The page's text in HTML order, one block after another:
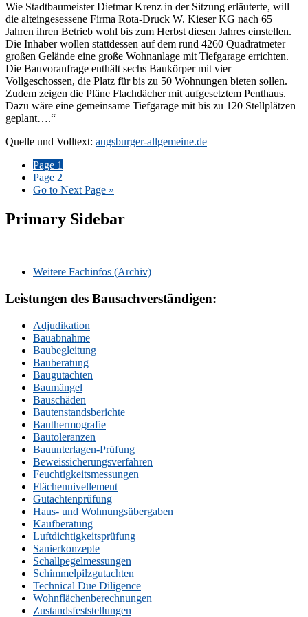
Wie Stadtbaumeister Dietmar Krenz in der Sitzung erläuterte, will
die alteingesessene Firma Rota-Druck W. Kieser KG nach 65
Jahren ihren Betrieb wohl bis zum Herbst diesen Jahres einstellen.
Die Inhaber wollen stattdessen auf dem rund 4260 Quadratmeter
großen Gelände eine große Wohnanlage mit Tiefgarage errichten.
Die Bauvoranfrage enthält sechs Baukörper mit vier
Vollgeschossen, die Platz für bis zu 50 Wohnungen bieten sollen.
Zudem zeigen die Pläne Flachdächer mit aufgesetztem Penthaus.
Dazu wäre eine gemeinsame Tiefgarage mit bis zu 120 Stellplätzen
geplant….“
Quelle und Volltext: augsburger-allgemeine.de
Page 1
Page 2
Go to Next Page »
Primary Sidebar
Weitere Fachinfos (Archiv)
Leistungen des Bausachverständigen:
Adjudikation
Bauabnahme
Baubegleitung
Bauberatung
Baugutachten
Baumängel
Bauschäden
Bautenstandsberichte
Bauthermografie
Bautoleranzen
Bauunterlagen-Prüfung
Beweissicherungsverfahren
Feuchtigkeitsmessungen
Flächennivellement
Gutachtenprüfung
Haus- und Wohnungsübergaben
Kaufberatung
Luftdichtigkeitsprüfung
Sanierkonzepte
Schallpegelmessungen
Schimmelpilzgutachten
Technical Due Diligence
Wohnflächenberechnungen
Zustandsfeststellungen